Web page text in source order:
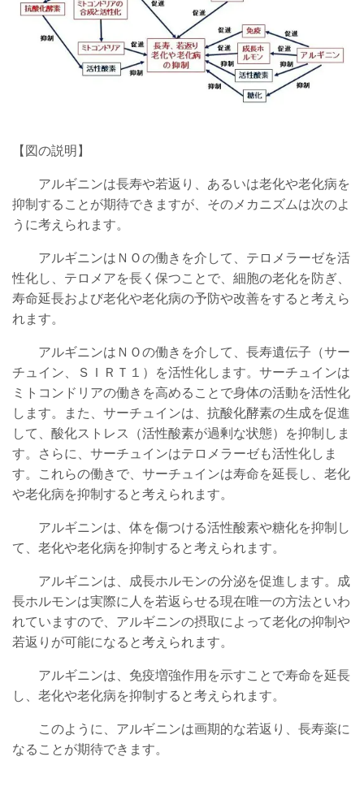
【図の説明】
アルギニンは長寿や若返り、あるいは老化や老化病を
抑制することが期待できますが、そのメカニズムは次のよ
うに考えられます。
アルギニンはＮＯの働きを介して、テロメラーゼを活
性化し、テロメアを長く保つことで、細胞の老化を防ぎ、
寿命延長および老化や老化病の予防や改善をすると考えら
れます。
アルギニンは ＮＯの働きを介して
、長寿遺伝子（サー
チュイン、ＳＩＲＴ１）を活性化します。サーチュインは
ミトコンドリアの働きを高めることで身体の活動を活性化
します。また、サーチュインは、抗酸化酵素の生成を促進
して、酸化ストレス（活性酸素が過剰な状態）を抑制しま
す。さらに、サーチュインはテロメラーゼも活性化しま
す。
これらの働きで、サーチュインは寿命を延長し、老化
や老化病を抑制すると考えられます。
アルギニンは、体を傷つける活性酸素や糖化を抑制し
て、老化や老化病を抑制すると考えられます。
アルギニンは、成長ホルモンの分泌を促進します。成
長ホルモンは実際に人を若返らせる現在唯一の方法といわ
れていますので、アルギニンの摂取によって老化の抑制や
若返りが可能になると考えられます。
アルギニンは、免疫増強作用を示すことで寿命を延長
し、老化や老化病を抑制すると考えられます。
このように、アルギニンは画期的な若返り、長寿薬に
なることが期待できます。